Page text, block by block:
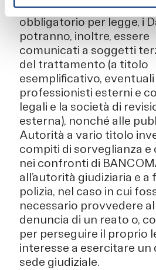
Oltre a quanto
obbligatorio per legge, i
potranno, inoltre, essere
comunicati a soggetti
del trattamento (a titolo
esemplificativo, eventuali
professionisti esterni e
legali e la società di
esterna), nonché alle
Autorità a vario titolo
compiti di sorveglianza
nei confronti di
all’autorità giudiziaria e a
polizia, nel caso in cui
necessario provvedere
denuncia di un reato o,
per perseguire il proprio
interesse a esercitare un
sede giudiziale.